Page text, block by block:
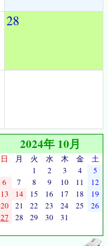
28
2024年 10月
日 月 火 水 木 金
土
1
2 3 4
5
6
7 8 9 10 11
12
13
14 15 16 17 18
19
20
21 22 23 24 25
26
27
28 29 30 31